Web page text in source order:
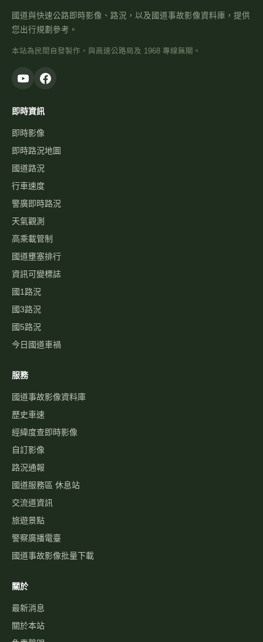
國道與快速公路即時影像、路況，以及國道事故影像資料庫，提供
您出行規劃參考。
本站為民間自發製作，與高速公路局及 1968 專線無關。
即時資訊
即時影像
即時路況地圖
國道路況
行車速度
警廣即時路況
天氣觀測
高乘載管制
國道壅塞排行
資訊可變標誌
國1路況
國3路況
國5路況
今日國道車禍
服務
國道事故影像資料庫
歷史車速
經緯度查即時影像
自訂影像
路況通報
國道服務區 休息站
交流道資訊
旅遊景點
警察廣播電臺
國道事故影像批量下載
關於
最新消息
關於本站